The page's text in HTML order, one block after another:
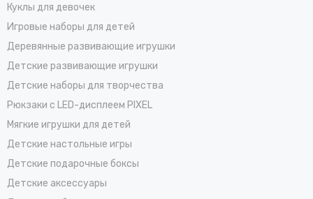
Куклы для девочек
Игровые наборы для детей
Деревянные развивающие игрушки
Детские развивающие игрушки
Детские наборы для творчества
Рюкзаки с LED-дисплеем PIXEL
Мягкие игрушки для детей
Детские настольные игры
Детские подарочные боксы
Детские аксессуары